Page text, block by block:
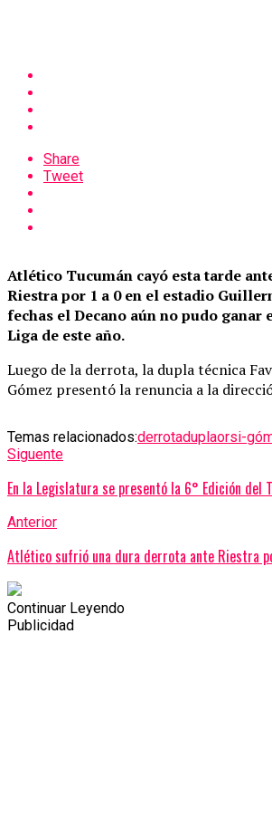
Share
Tweet
Atlético Tucumán cayó esta tarde
Riestra por 1 a 0 en el estadio
fechas el Decano aún no pudo ganar
Liga de este año.
Luego de la derrota, la dupla técnica
Gómez presentó la renuncia a la
Temas relacionados:derrotaduplaorsi-
Siguente
En la Legislatura se presentó la 6° Edición del
Anterior
Atlético sufrió una dura derrota ante Riestra
Continuar Leyendo
Publicidad